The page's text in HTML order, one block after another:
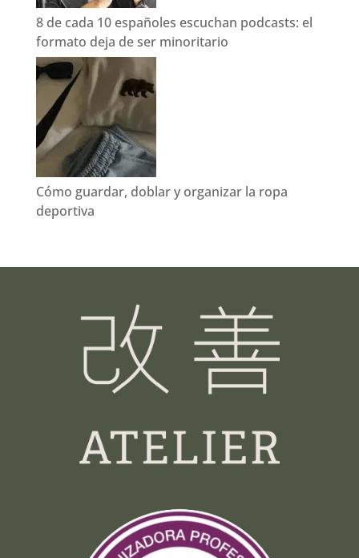
8 de cada 10 españoles escuchan podcasts: el
formato deja de ser minoritario
Cómo guardar, doblar y organizar la ropa
deportiva